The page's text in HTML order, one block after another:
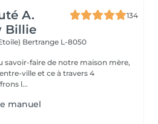
A.
Billie
134
Bertrange L-8050
savoir-faire de notre maison mère,
ville et ce à travers 4
l...
manuel